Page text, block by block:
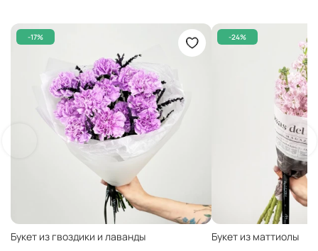
-17%
Букет из гвоздики и лаванды
-24%
Букет из маттиолы